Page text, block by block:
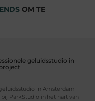
OM TE
geluidsstudio in
in Amsterdam
ParkStudio in het hart van